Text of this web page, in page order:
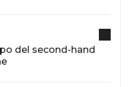
del second-hand